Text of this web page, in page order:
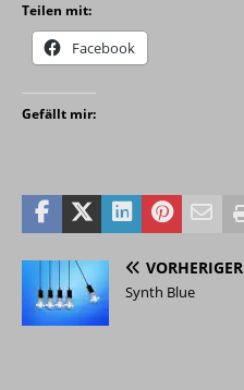
Teilen mit:
Facebook
Gefällt mir:
VORHERIGER
Synth Blue